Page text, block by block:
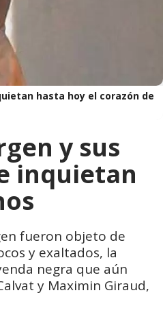
hasta hoy el corazón de
y sus
inquietan
fueron objeto de
y exaltados, la
negra que aún
y Maximin Giraud,